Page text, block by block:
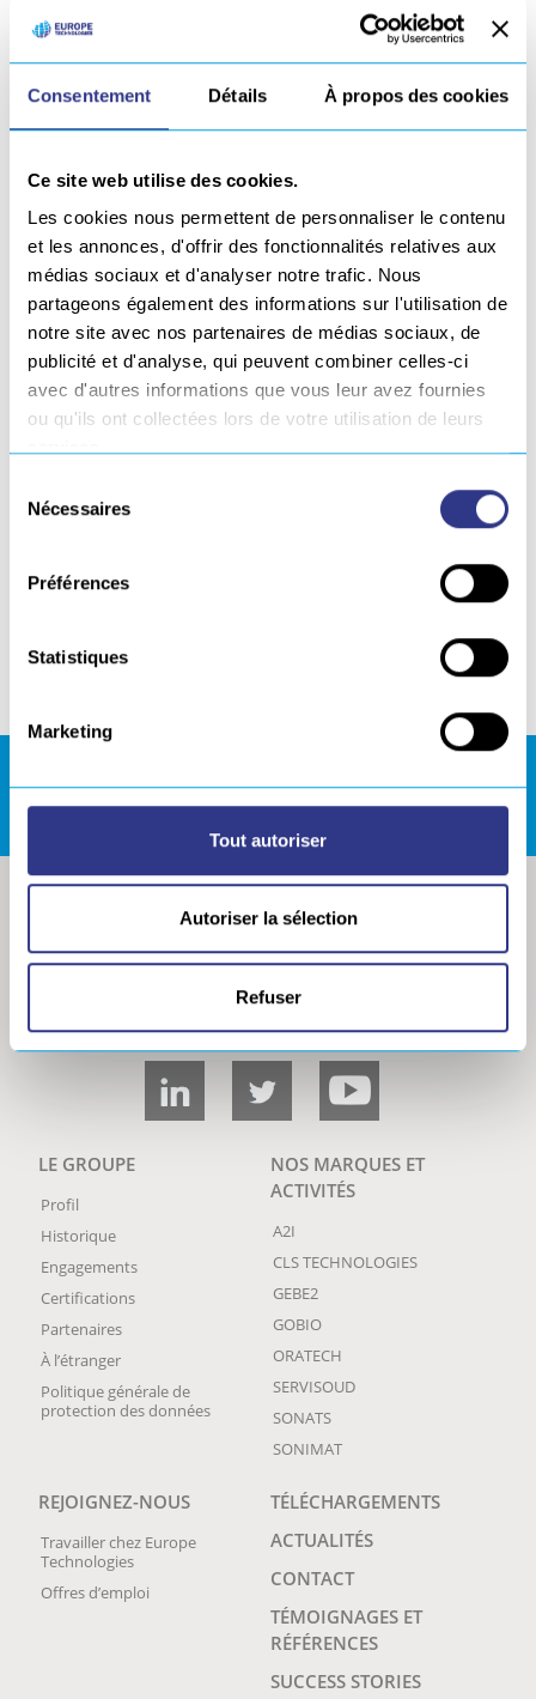
Consentement Détails À propos des cookies
Ce site web utilise des cookies.
Les cookies nous permettent de personnaliser le contenu
et les annonces, d'offrir des fonctionnalités relatives aux
médias sociaux et d'analyser notre trafic. Nous
partageons également des informations sur l'utilisation de
notre site avec nos partenaires de médias sociaux, de
publicité et d'analyse, qui peuvent combiner celles-ci
avec d'autres informations que vous leur avez fournies
ou qu'ils ont collectées lors de votre utilisation de leurs
Nécessaires
Préférences
Statistiques
Marketing
Tout autoriser
Autoriser la sélection
Refuser
organisés sur notre site et dans toute la France
Workshop Saint Lo – 21/04/2020
Workshop Soissons – 12/05/2020
Workshop Auxerre – 14/05/2020
Workshop Marseille – 19/05/2020
Workshop Roubaix – 04/06/2020
Workshop Lille – 08/06/2020
Workshop Amiens – 16/06/2020
Workshop Limoges – 16/09/2020
M'inscrire
REJOIGNEZ NOUS !
LE GROUPE
Profil
Historique
Engagements
Certifications
Partenaires
À l’étranger
Politique générale de
protection des données
NOS MARQUES ET
ACTIVITÉS
A2I
CLS TECHNOLOGIES
GEBE2
GOBIO
ORATECH
SERVISOUD
SONATS
SONIMAT
REJOIGNEZ-NOUS
Travailler chez Europe
Technologies
Offres d’emploi
TÉLÉCHARGEMENTS
ACTUALITÉS
CONTACT
TÉMOIGNAGES ET
RÉFÉRENCES
SUCCESS STORIES